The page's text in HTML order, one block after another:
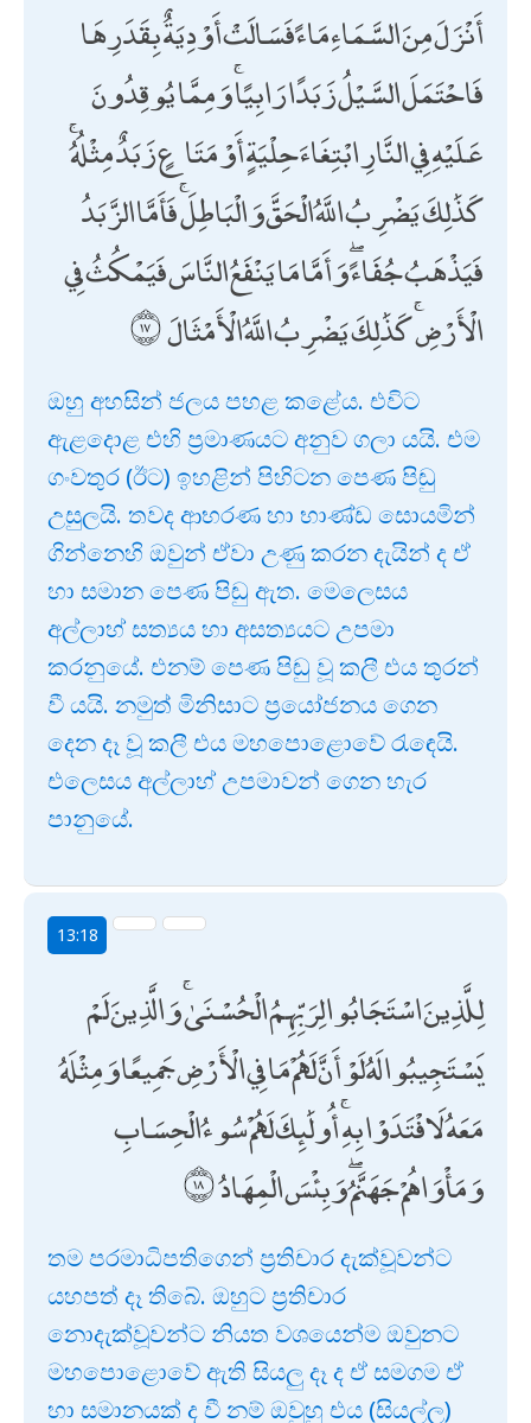
أَنْزَلَ مِنَ السَّمَاءِ مَاءً فَسَالَتْ أَوْدِيَةٌ بِقَدَرِهَا
فَاحْتَمَلَ السَّيْلُ زَبَدًا رَابِيًا ۚ وَمِمَّا يُوقِدُونَ
عَلَيْهِ فِي النَّارِ ابْتِغَاءَ حِلْيَةٍ أَوْ مَتَاعٍ زَبَدٌ مِثْلُهُ ۚ
كَذَٰلِكَ يَضْرِبُ اللَّهُ الْحَقَّ وَالْبَاطِلَ ۚ فَأَمَّا الزَّبَدُ
فَيَذْهَبُ جُفَاءً ۖ وَأَمَّا مَا يَنْفَعُ النَّاسَ فَيَمْكُثُ فِي
الْأَرْضِ ۚ كَذَٰلِكَ يَضْرِبُ اللَّهُ الْأَمْثَالَ
ඔහු අහසින් ජලය පහළ කළේය. එවිට
ඇළදොළ එහි ප්‍රමාණයට අනුව ගලා යයි. එම
ගංවතුර (ඊට) ඉහළින් පිහිටන පෙණ පිඬු
උසුලයි. තවද ආභරණ හා භාණ්ඩ සොයමින්
ගින්නෙහි ඔවුන් ඒවා උණු කරන දැයින් ද ඒ
හා සමාන පෙණ පිඬු ඇත. මෙලෙසය
අල්ලාහ් සත්‍යය හා අසත්‍යයට උපමා
කරනුයේ. එනම් පෙණ පිඬු වූ කලී එය තුරන්
වී යයි. නමුත් මිනිසාට ප්‍රයෝජනය ගෙන
දෙන දෑ වූ කලී එය මහපොළොවේ රැඳෙයි.
එලෙසය අල්ලාහ් උපමාවන් ගෙන හැර
පානුයේ.
13:18
لِلَّذِينَ اسْتَجَابُوا لِرَبِّهِمُ الْحُسْنَىٰ ۚ وَالَّذِينَ لَمْ
يَسْتَجِيبُوا لَهُ لَوْ أَنَّ لَهُمْ مَا فِي الْأَرْضِ جَمِيعًا وَمِثْلَهُ
مَعَهُ لَافْتَدَوْا بِهِ ۚ أُولَٰئِكَ لَهُمْ سُوءُ الْحِسَابِ
وَمَأْوَاهُمْ جَهَنَّمُ ۖ وَبِئْسَ الْمِهَادُ
තම පරමාධිපතිගෙන් ප්‍රතිචාර දැක්වූවන්ට
යහපත් දෑ තිබේ. ඔහුට ප්‍රතිචාර
නොදැක්වූවන්ට නියත වශයෙන්ම ඔවුනට
මහපොළොවේ ඇති සියලු දෑ ද ඒ සමගම ඒ
හා සමානයක් ද වී නම් ඔවුහු එය (සියල්ල)